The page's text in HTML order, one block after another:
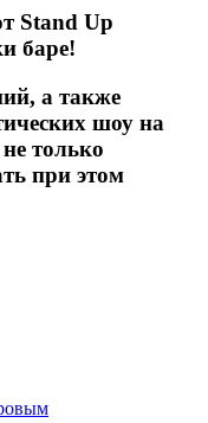
Stand Up
баре!
а также
шоу на
только
при этом